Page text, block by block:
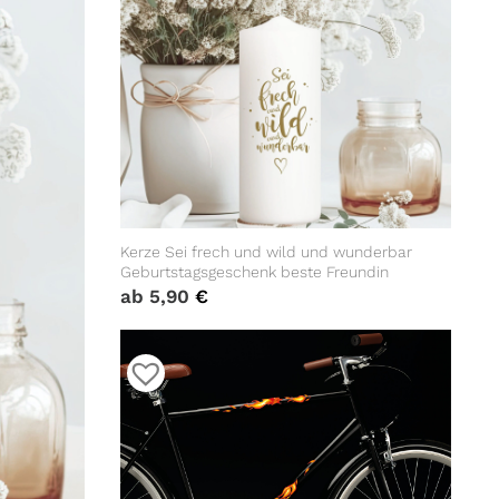
Kerze Sei frech und wild und wunderbar
Geburtstagsgeschenk beste Freundin
ab 5,90 €